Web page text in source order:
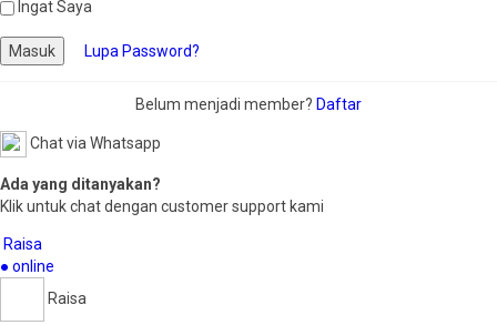
Ingat Saya
Masuk Lupa Password?
Belum menjadi member? Daftar
Chat via Whatsapp
Ada yang ditanyakan?
Klik untuk chat dengan customer support kami
Raisa
● online
Raisa